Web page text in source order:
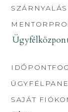
SZÁRNYALÁS
SAJÁT